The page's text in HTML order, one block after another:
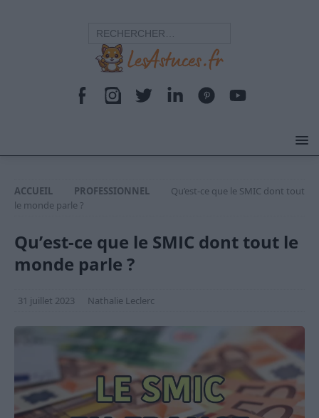
ACCUEIL PROFESSIONNEL
Qu’est-ce que le SMIC dont tout
le monde parle ?
Qu’est-ce que le SMIC dont tout le
monde parle ?
31 juillet 2023 Nathalie Leclerc